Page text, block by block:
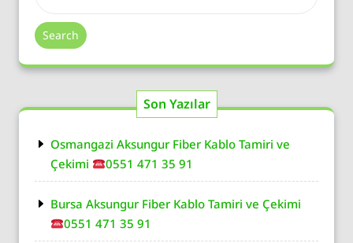
Search
Son Yazılar
Osmangazi Aksungur Fiber Kablo Tamiri ve
Çekimi
0551 471 35 91
Bursa Aksungur Fiber Kablo Tamiri ve Çekimi
0551 471 35 91